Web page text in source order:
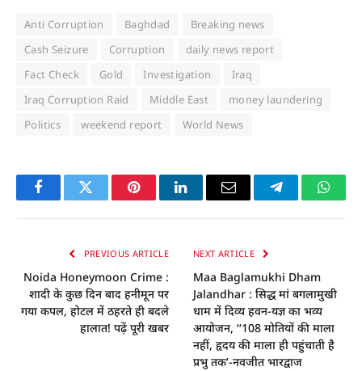
Anti Corruption Baghdad
Breaking news
Cash Seizure
Corruption
daily news report
Fact Check
Gold Investigation
Iraq
Iraq Corruption Raid
Middle East
money laundering
Politics
weekend report World News
FacebookTwitter PinterestLinkedInEmail Telegram
PREVIOUS ARTICLE
Noida Honeymoon Crime :
शादी के कुछ दिन बाद हनीमून पर
गया कपल, होटल में ठहरते ही बदले
हालात! पढ़ें पूरी खबर
NEXT ARTICLE
Maa Baglamukhi Dham
Jalandhar : सिद्ध मां बगलामुखी
धाम में दिव्य हवन-यज्ञ का भव्य
आयोजन, ‘‘108 मोतियों की माला
नहीं, हृदय की माला ही पहुंचाती है
प्रभु तक’-नवजीत भारद्वाज